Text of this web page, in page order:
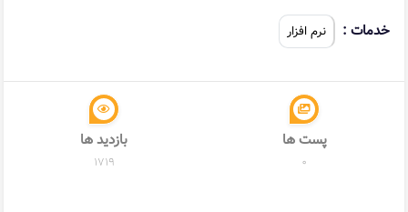
خدمات : نرم افزار
پست ها
0
بازدید ها
1719